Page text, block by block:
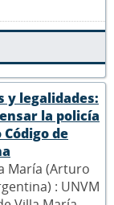
y legalidades:
la policía
de
María (Arturo
: UNVM